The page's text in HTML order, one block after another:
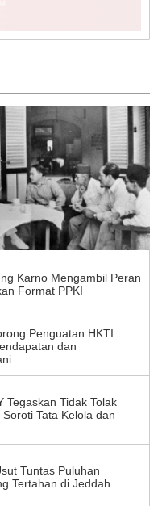
Karno Mengambil Peran
Format PPKI
Penguatan HKTI
dan
Tegaskan Tidak Tolak
Tata Kelola dan
Tuntas Puluhan
Tertahan di Jeddah